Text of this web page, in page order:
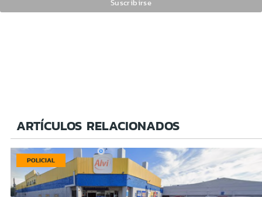
ARTÍCULOS RELACIONADOS
POLICIAL